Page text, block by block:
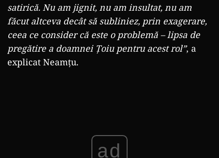
satirică. Nu am jignit, nu am insultat, nu am
făcut altceva decât să subliniez, prin exagerare,
ceea ce consider că este o problemă – lipsa de
pregătire a doamnei Țoiu pentru acest rol”, a
explicat Neamțu.
ad